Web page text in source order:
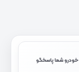
خودرو شما پاسخگو